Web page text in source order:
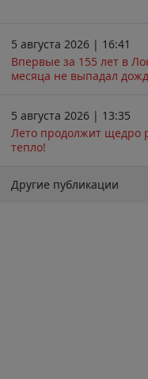
5 августа 2026 | 16:41
Впервые за 155 лет в
месяца не выпадал
5 августа 2026 | 13:35
Лето продолжит щедро
тепло!
Другие публикации